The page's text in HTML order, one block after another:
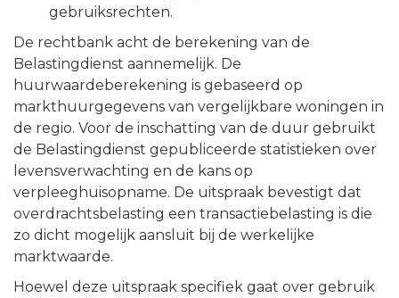
gebruiksrechten.
De rechtbank acht de berekening van de
Belastingdienst aannemelijk. De
huurwaardeberekening is gebaseerd op
markthuurgegevens van vergelijkbare woningen in
de regio. Voor de inschatting van de duur gebruikt
de Belastingdienst gepubliceerde statistieken over
levensverwachting en de kans op
verpleeghuisopname. De uitspraak bevestigt dat
overdrachtsbelasting een transactiebelasting is die
zo dicht mogelijk aansluit bij de werkelijke
marktwaarde.
Hoewel deze uitspraak specifiek gaat over gebruik